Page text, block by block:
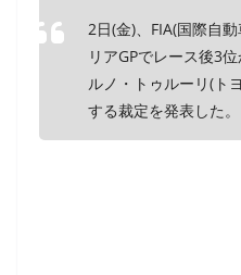
k
2日(金)、FIA(国際自
リアGPでレース後3
ルノ・トゥルーリ(ト
する裁定を発表した。